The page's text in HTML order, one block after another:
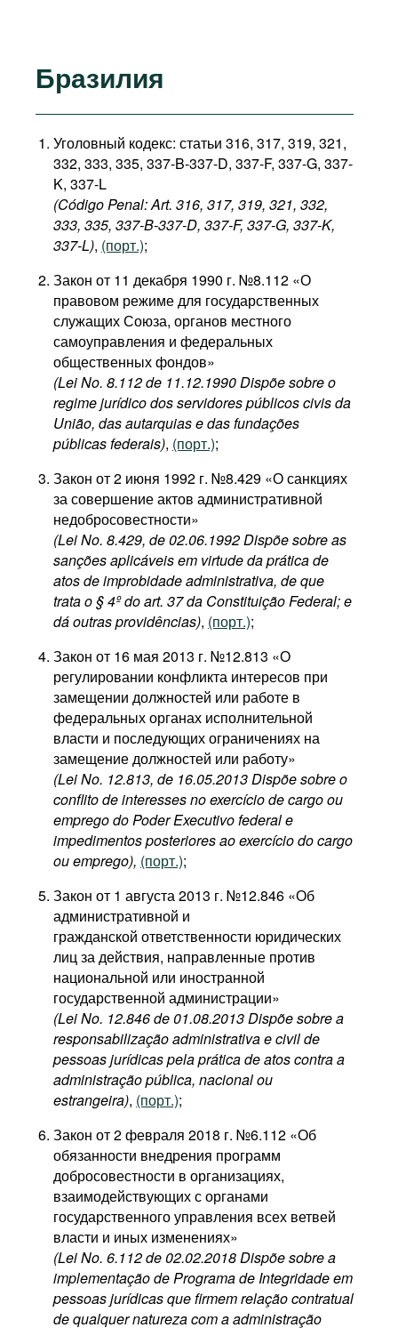
Бразилия
Уголовный кодекс: статьи 316, 317, 319, 321,
332, 333, 335, 337-B-337-D, 337-F, 337-G, 337-
K, 337-L
(Código Penal: Art. 316, 317, 319, 321, 332,
333, 335, 337-B-337-D, 337-F, 337-G, 337-K,
337-L), (порт.);
Закон от 11 декабря 1990 г. №8.112 «О
правовом режиме для государственных
служащих Союза, органов местного
самоуправления и федеральных
общественных фондов»
(Lei No. 8.112 de 11.12.1990 Dispõe sobre o
regime jurídico dos servidores públicos civis da
União, das autarquias e das fundações
públicas federais), (порт.);
Закон от 2 июня 1992 г. №8.429 «О санкциях
за совершение актов административной
недобросовестности»
(Lei No. 8.429, de 02.06.1992 Dispõe sobre as
sanções aplicáveis em virtude da prática de
atos de improbidade administrativa, de que
trata o § 4º do art. 37 da Constituição Federal; e
dá outras providências), (порт.);
Закон от 16 мая 2013 г. №12.813 «О
регулировании конфликта интересов при
замещении должностей или работе в
федеральных органах исполнительной
власти и последующих ограничениях на
замещение должностей или работу»
(Lei No. 12.813, de 16.05.2013 Dispõe sobre o
conflito de interesses no exercício de cargo ou
emprego do Poder Executivo federal e
impedimentos posteriores ao exercício do cargo
ou emprego), (порт.);
Закон от 1 августа 2013 г. №12.846 «Об
административной и
гражданской ответственности юридических
лиц за действия, направленные против
национальной или иностранной
государственной администрации»
(Lei No. 12.846 de 01.08.2013 Dispõe sobre a
responsabilização administrativa e civil de
pessoas jurídicas pela prática de atos contra a
administração pública, nacional ou
estrangeira), (порт.);
Закон от 2 февраля 2018 г. №6.112 «Об
обязанности внедрения программ
добросовестности в организациях,
взаимодействующих с органами
государственного управления всех ветвей
власти и иных изменениях»
(Lei No. 6.112 de 02.02.2018 Dispõe sobre a
implementação de Programa de Integridade em
pessoas jurídicas que firmem relação contratual
de qualquer natureza com a administração